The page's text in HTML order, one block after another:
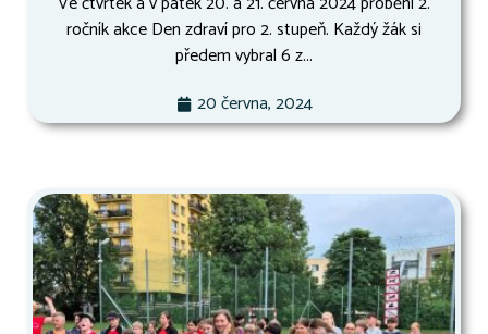
ročník akce Den zdraví pro 2. stupeň. Každý žák si
předem vybral 6 z...
20 června, 2024